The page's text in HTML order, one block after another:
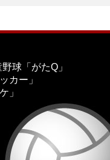
球「がたQ」
カー」
」